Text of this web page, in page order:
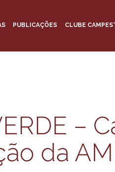
PUBLICAÇÕES CLUBE
–
da